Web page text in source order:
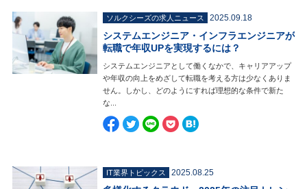
ソルクシーズの求人ニュース 2025.09.18
システムエンジニア・インフラエンジニアが
転職で年収UPを実現するには？
システムエンジニアとして働くなかで、キャリアアップ
や年収の向上をめざして転職を考える方は少なくありま
せん。しかし、どのようにすれば理想的な条件で新た
な...
IT業界トピックス 2025.08.25